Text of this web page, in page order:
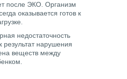
после ЭКО. Организм
оказывается готов к
недостаточность
результат нарушения
веществ между